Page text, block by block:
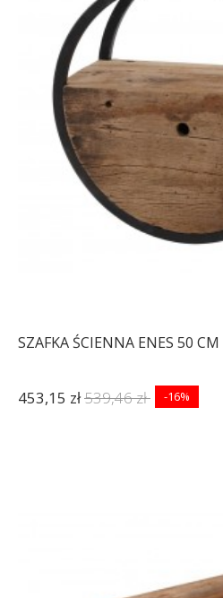
SZAFKA ŚCIENNA ENES 50 CM
453,15 zł539,46 zł -16%